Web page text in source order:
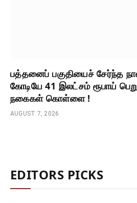
பத்தனைப் பகுதியைச் சேர்ந்த
கோடியே 41 இலட்சம் ரூபாய்
நகைகள் கொள்ளை !
AUGUST 7, 2026
EDITORS PICKS